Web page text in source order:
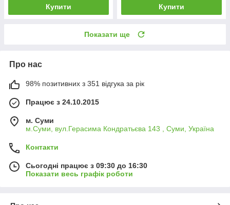
Купити Купити
Показати ще
Про нас
98% позитивних з 351 відгука за рік
Працює з 24.10.2015
м. Суми
м.Суми, вул.Герасима Кондратьєва 143 , Суми, Україна
Контакти
Сьогодні працює з 09:30 до 16:30
Показати весь графік роботи